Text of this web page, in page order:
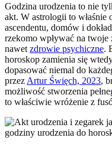
Godzina urodzenia to nie
akt. W astrologii to właśnie
ascendentu, domów i
rzekomo wpływać na twoje
nawet zdrowie psychiczne.
horoskop zamienia się
dopasować niemal do
przez Artur Święch, 2023,
możliwość stworzenia
to właściwie wróżenie z